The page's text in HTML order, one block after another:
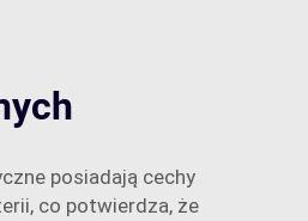
posiadają cechy
co potwierdza, że